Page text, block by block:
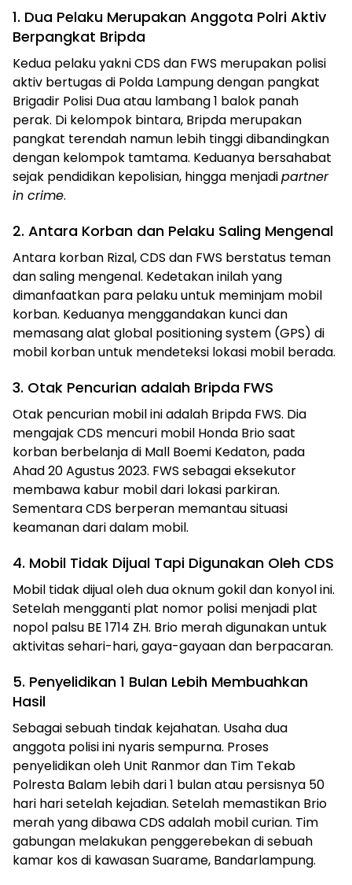
1. Dua Pelaku Merupakan Anggota Polri Aktiv
Berpangkat Bripda
Kedua pelaku yakni CDS dan FWS merupakan polisi
aktiv bertugas di Polda Lampung dengan pangkat
Brigadir Polisi Dua atau lambang 1 balok panah
perak. Di kelompok bintara, Bripda merupakan
pangkat terendah namun lebih tinggi dibandingkan
dengan kelompok tamtama. Keduanya bersahabat
sejak pendidikan kepolisian, hingga menjadipartner
in crime.
2. Antara Korban dan Pelaku Saling Mengenal
Antara korban Rizal, CDS dan FWS berstatus teman
dan saling mengenal. Kedetakan inilah yang
dimanfaatkan para pelaku untuk meminjam mobil
korban. Keduanya menggandakan kunci dan
memasang alat global positioning system (GPS) di
mobil korban untuk mendeteksi lokasi mobil berada.
3. Otak Pencurian adalah Bripda FWS
Otak pencurian mobil ini adalah Bripda FWS. Dia
mengajak CDS mencuri mobil Honda Brio saat
korban berbelanja di Mall Boemi Kedaton, pada
Ahad 20 Agustus 2023. FWS sebagai eksekutor
membawa kabur mobil dari lokasi parkiran.
Sementara CDS berperan memantau situasi
keamanan dari dalam mobil.
4. Mobil Tidak Dijual Tapi Digunakan Oleh CDS
Mobil tidak dijual oleh dua oknum gokil dan konyol ini.
Setelah mengganti plat nomor polisi menjadi plat
nopol palsu BE 1714 ZH. Brio merah digunakan untuk
aktivitas sehari-hari, gaya-gayaan dan berpacaran.
5. Penyelidikan 1 Bulan Lebih Membuahkan
Hasil
Sebagai sebuah tindak kejahatan. Usaha dua
anggota polisi ini nyaris sempurna. Proses
penyelidikan oleh Unit Ranmor dan Tim Tekab
Polresta Balam lebih dari 1 bulan atau persisnya 50
hari hari setelah kejadian. Setelah memastikan Brio
merah yang dibawa CDS adalah mobil curian. Tim
gabungan melakukan penggerebekan di sebuah
kamar kos di kawasan Suarame, Bandarlampung.